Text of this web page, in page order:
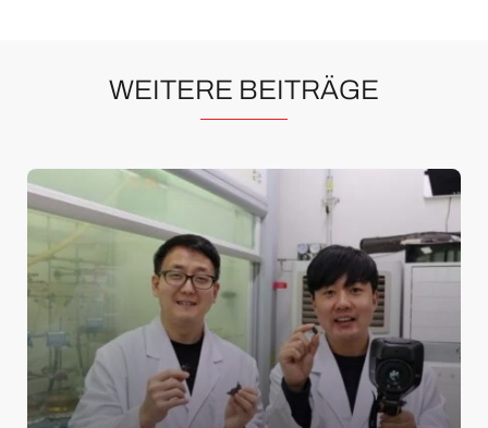
WEITERE BEITRÄGE